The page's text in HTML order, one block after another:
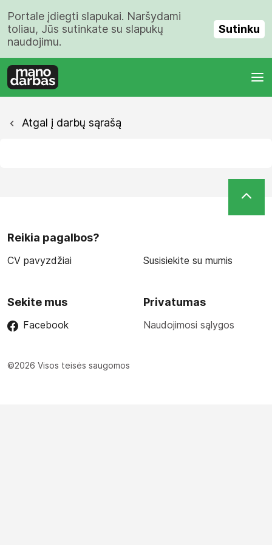
Portale įdiegti slapukai. Naršydami
toliau, Jūs sutinkate su slapukų
naudojimu.
Sutinku
Atgal į darbų sąrašą
Reikia pagalbos?
CV pavyzdžiai Susisiekite su mumis
Sekite mus
Facebook
Privatumas
Naudojimosi sąlygos
©2026 Visos teisės saugomos